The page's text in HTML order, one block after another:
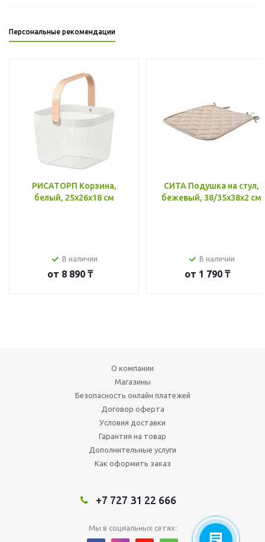
Персональные рекомендации
РИСАТОРП Корзина,
белый, 25x26x18 см
В наличии
от 8 890 ₸
СИТА Подушка на стул,
бежевый, 38/35x38x2 см
В наличии
от 1 790 ₸
О компании
Магазины
Безопасность онлайн платежей
Договор оферта
Условия доставки
Гарантия на товар
Дополнительные услуги
Как оформить заказ
+7 727 31 22 666
Мы в социальных сетях: